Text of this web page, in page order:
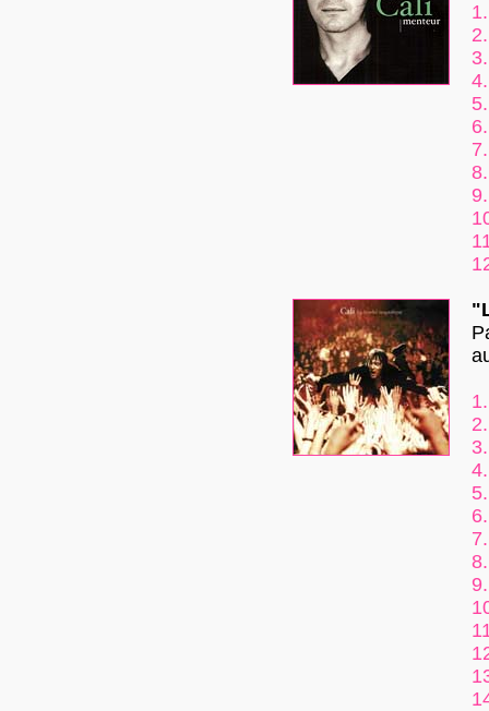
1.
2.
3.
4.
5.
6.
7.
8.
9.
1.
2.
3.
4.
5.
6.
7.
8.
9.